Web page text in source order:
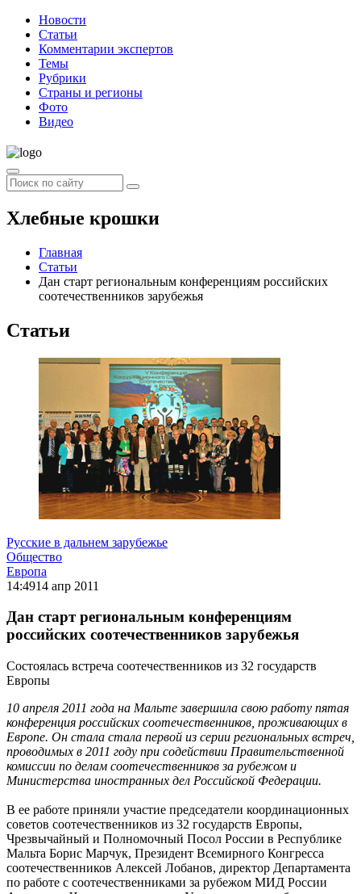
Новости
Статьи
Комментарии экспертов
Темы
Рубрики
Страны и регионы
Фото
Видео
Хлебные крошки
Главная
Статьи
Дан старт региональным конференциям российских
соотечественников зарубежья
Статьи
Русские в дальнем зарубежье
Общество
Европа
14:4914 апр 2011
Дан старт региональным конференциям
российских соотечественников зарубежья
Состоялась встреча соотечественников из 32 государств
Европы
10 апреля 2011 года на Мальте завершила свою работу пятая
конференция российских соотечественников, проживающих в
Европе. Он стала стала первой из серии региональных встреч,
проводимых в 2011 году при содействии Правительственной
комиссии по делам соотечественников за рубежом и
Министерства иностранных дел Российской Федерации.
В ее работе приняли участие председатели координационных
советов соотечественников из 32 государств Европы,
Чрезвычайный и Полномочный Посол России в Республике
Мальта Борис Марчук, Президент Всемирного Конгресса
соотечественников Алексей Лобанов, директор Департамента
по работе с соотечественниками за рубежом МИД России